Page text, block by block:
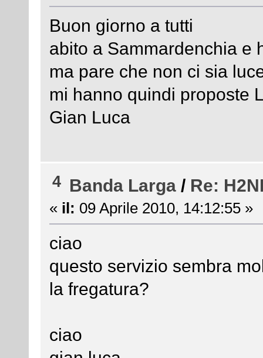
Buon giorno a tutti
abito a Sammardenchia e
ma pare che non ci sia
mi hanno quindi proposte
Gian Luca
4 Banda Larga / Re:
« il: 09 Aprile 2010, 14:12:55 »
ciao
questo servizio sembra
la fregatura?
ciao